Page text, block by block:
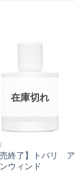
在庫切れ
売終了】トバリ ア
ウィンド